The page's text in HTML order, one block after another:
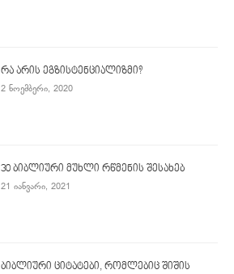
რა არის ეგზისტენციალიზმი?
2 ნოემბერი, 2020
30 ბიბლიური მუხლი რწმენის შესახებ
21 იანვარი, 2021
ბიბლიური ციტატები, რომლებიც შიშის